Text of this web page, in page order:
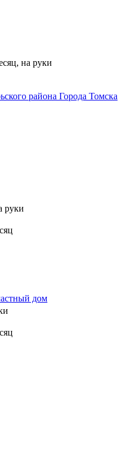
на руки
района Города Томска
руки
дом